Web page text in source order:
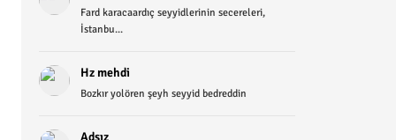
Fard karacaardıç seyyidlerinin secereleri,
İstanbu...
Hz mehdi
Bozkır yolören şeyh seyyid bedreddin
Adsız